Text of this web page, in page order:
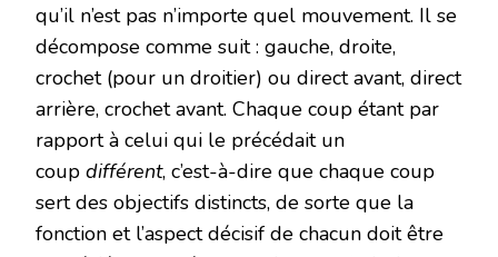
qu’il n’est pas n’importe quel mouvement. Il se
décompose comme suit : gauche, droite,
crochet (pour un droitier) ou direct avant, direct
arrière, crochet avant. Chaque coup étant par
rapport à celui qui le précédait un
coup différent, c’est-à-dire que chaque coup
sert des objectifs distincts, de sorte que la
fonction et l’aspect décisif de chacun doit être